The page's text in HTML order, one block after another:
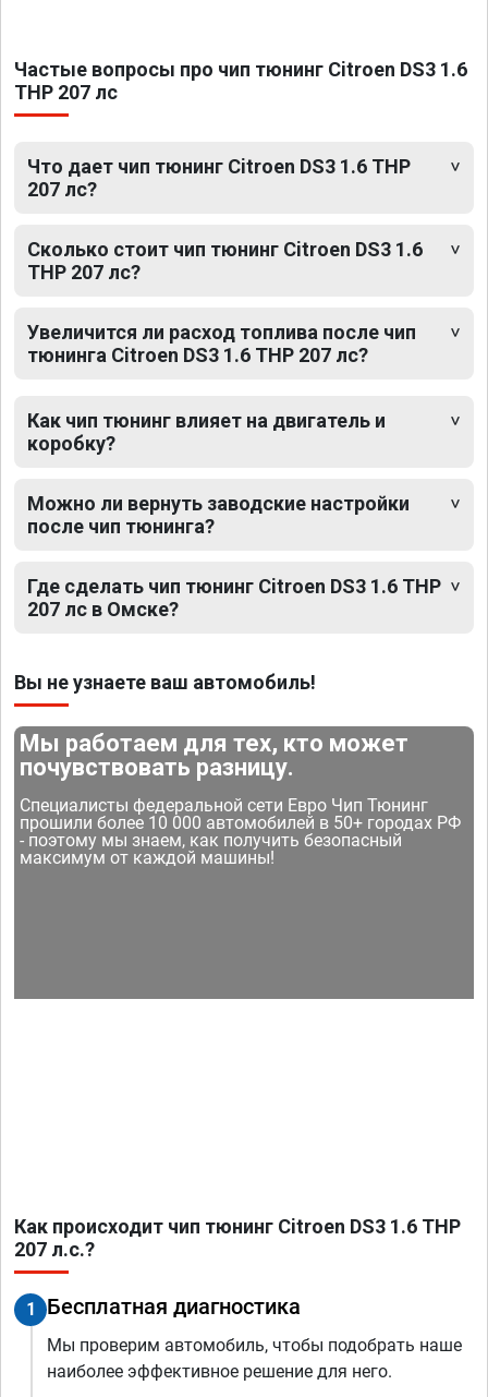
Частые вопросы про чип тюнинг Citroen DS3 1.6
THP 207 лс
Что дает чип тюнинг Citroen DS3 1.6 THP
207 лс?
Сколько стоит чип тюнинг Citroen DS3 1.6
THP 207 лс?
Увеличится ли расход топлива после чип
тюнинга Citroen DS3 1.6 THP 207 лс?
Как чип тюнинг влияет на двигатель и
коробку?
Можно ли вернуть заводские настройки
после чип тюнинга?
Где сделать чип тюнинг Citroen DS3 1.6 THP
207 лс в Омске?
Вы не узнаете ваш автомобиль!
Мы работаем для тех, кто может
почувствовать разницу.
Специалисты федеральной сети Евро Чип Тюнинг
прошили более 10 000 автомобилей в 50+ городах РФ
- поэтому мы знаем, как получить безопасный
максимум от каждой машины!
Как происходит чип тюнинг Citroen DS3 1.6 THP
207 л.с.?
1 Бесплатная диагностика
Мы проверим автомобиль, чтобы подобрать наше
наиболее эффективное решение для него.